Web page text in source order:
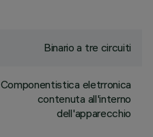
Binario a tre circuiti
Componentistica eletrronica
contenuta all'interno
dell'apparecchio